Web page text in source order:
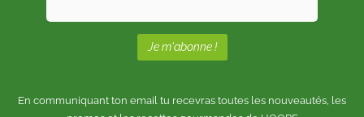
En communiquant ton email tu recevras toutes les nouveautés, les